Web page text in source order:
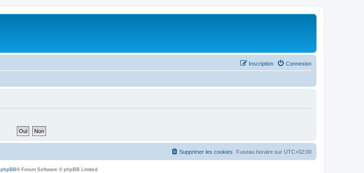
Connexion
Inscription
Fuseau horaire sur UTC+02:00
Supprimer les cookies
phpBB® Forum Software © phpBB Limited